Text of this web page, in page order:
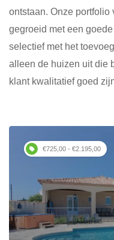
ontstaan. Onze portfolio
gegroeid met een
selectief met het
alleen de huizen uit die
klant kwalitatief goed
€725,00 - €2.195,00